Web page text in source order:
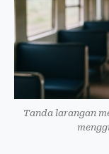
Tanda larangan